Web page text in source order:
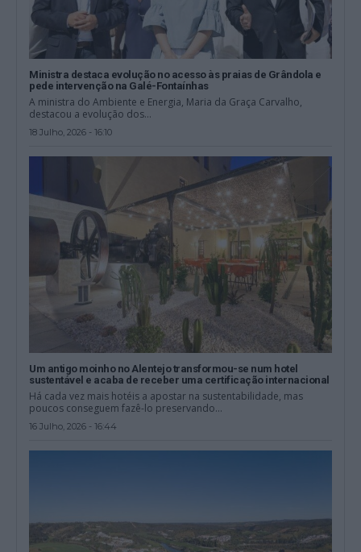
Ministra destaca evolução no acesso às praias de Grândola e
pede intervenção na Galé-Fontaínhas
A ministra do Ambiente e Energia, Maria da Graça Carvalho,
destacou a evolução dos...
18 Julho, 2026 - 16:10
Um antigo moinho no Alentejo transformou-se num hotel
sustentável e acaba de receber uma certificação internacional
Há cada vez mais hotéis a apostar na sustentabilidade, mas
poucos conseguem fazê-lo preservando...
16 Julho, 2026 - 16:44